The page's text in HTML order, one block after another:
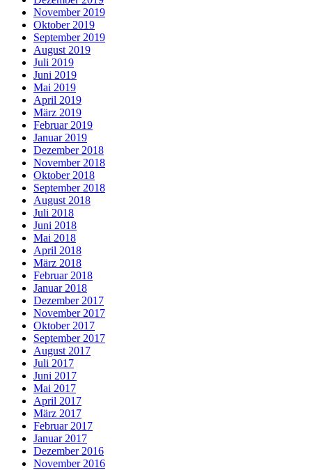
November 2019
Oktober 2019
September 2019
August 2019
Juli 2019
Juni 2019
Mai 2019
April 2019
März 2019
Februar 2019
Januar 2019
Dezember 2018
November 2018
Oktober 2018
September 2018
August 2018
Juli 2018
Juni 2018
Mai 2018
April 2018
März 2018
Februar 2018
Januar 2018
Dezember 2017
November 2017
Oktober 2017
September 2017
August 2017
Juli 2017
Juni 2017
Mai 2017
April 2017
März 2017
Februar 2017
Januar 2017
Dezember 2016
November 2016